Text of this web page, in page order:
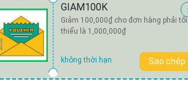
GIAM100K
Giảm 100,000₫ cho đơn hàng phải tối
thiểu là 1,000,000₫
không thời hạn Sao chép